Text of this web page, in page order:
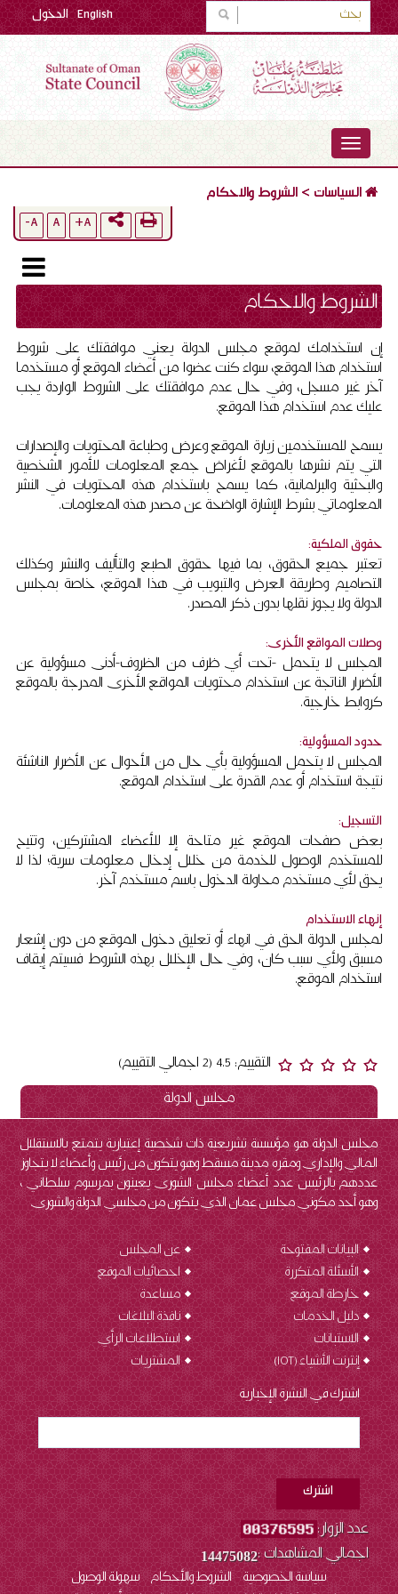
الدخول English
TOGGLE
NAVIGATION
السياسات >الشروط والاحكام
A+
A
A-
الشروط والاحكام
إن استخدامك لموقع مجلس الدولة يعني موافقتك على شروط
استخدام هذا الموقع، سواء كنت عضوا من أعضاء الموقع أو مستخدما
آخر غير مسجل، وفي حال عدم موافقتك على الشروط الواردة يجب
عليك عدم استخدام هذا الموقع.
يسمح للمستخدمين زيارة الموقع وعرض وطباعة المحتويات والإصدارات
التي يتم نشرها بالموقع لأغراض جمع المعلومات للأمور الشخصية
والبحثية والبرلمانية، كما يسمح باستخدام هذه المحتويات في النشر
المعلوماتي بشرط الإشارة الواضحة عن مصدر هذه المعلومات.
حقوق الملكية:
تعتبر جميع الحقوق، بما فيها حقوق الطبع والتأليف والنشر وكذلك
التصاميم وطريقة العرض والتبويب في هذا الموقع، خاصة بمجلس
الدولة ولا يجوز نقلها بدون ذكر المصدر.
وصلات المواقع الأخرى:
المجلس لا يتحمل -تحت أي ظرف من الظروف-أدنى مسؤولية عن
الأضرار الناتجة عن استخدام محتويات المواقع الأخرى المدرجة بالموقع
كروابط خارجية.
حدود المسؤولية:
المجلس لا يتحمل المسؤولية بأي حال من الأحوال عن الأضرار الناشئة
نتيجة استخدام أو عدم القدرة على استخدام الموقع.
التسجيل:
بعض صفحات الموقع غير متاحة إلا للأعضاء المشتركين، وتتيح
للمستخدم الوصول للخدمة من خلال إدخال معلومات سرية؛ لذا لا
يحق لأي مستخدم محاولة الدخول باسم مستخدم آخر.
إنهاء الاستخدام
لمجلس الدولة الحق في انهاء أو تعليق دخول الموقع من دون إشعار
مسبق ولأي سبب كان، وفي حال الإخلال بهذه الشروط فسيتم إيقاف
استخدام الموقع.
التقييم: 4.5 (2 اجمالي التقييم)
مجلس الدولة
مجلس الدولة هو مؤسسة تشريعية ذات شخصية إعتبارية يتمتع بالاستقلال
المالي والإداري ومقره مدينة مسقط وهو يتكون من رئيس وأعضاء لا يتجاوز
عددهم بالرئيس عدد أعضاء مجلس الشورى يعينون بمرسوم سلطاني ،
وهو أحد مكوني مجلس عمان الذي يتكون من مجلسي الدولة والشورى.
عن المجلس
البيانات المفتوحة
احصائيات الموقع
الأسئلة المتكررة
مساعدة
خارطة الموقع
نافذة البلاغات
دليل الخدمات
استطلاعات الرأي
الاستبانات
المشتريات
إنترنت الأشياء (IOT
)
اشترك في النشرة الإخبارية
عدد الزوار:
اجمالي المشاهدات :14475082
سياسة الخصوصية الشروط والأحكام سهولة الوصول